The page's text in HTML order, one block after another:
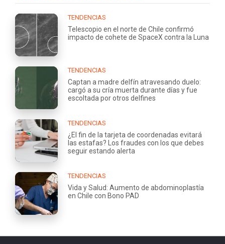
TENDENCIAS
Telescopio en el norte de Chile confirmó
impacto de cohete de SpaceX contra la Luna
TENDENCIAS
Captan a madre delfín atravesando duelo:
cargó a su cría muerta durante días y fue
escoltada por otros delfines
TENDENCIAS
¿El fin de la tarjeta de coordenadas evitará
las estafas? Los fraudes con los que debes
seguir estando alerta
TENDENCIAS
Vida y Salud: Aumento de abdominoplastía
en Chile con Bono PAD